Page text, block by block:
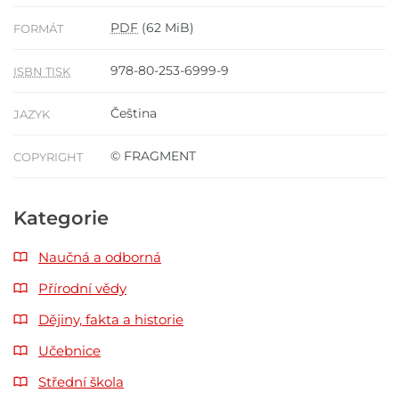
FORMÁT PDF (62 MiB)
ISBN TISK 978-80-253-6999-9
JAZYK Čeština
COPYRIGHT © FRAGMENT
Kategorie
Naučná a odborná
Přírodní vědy
Dějiny, fakta a historie
Učebnice
Střední škola